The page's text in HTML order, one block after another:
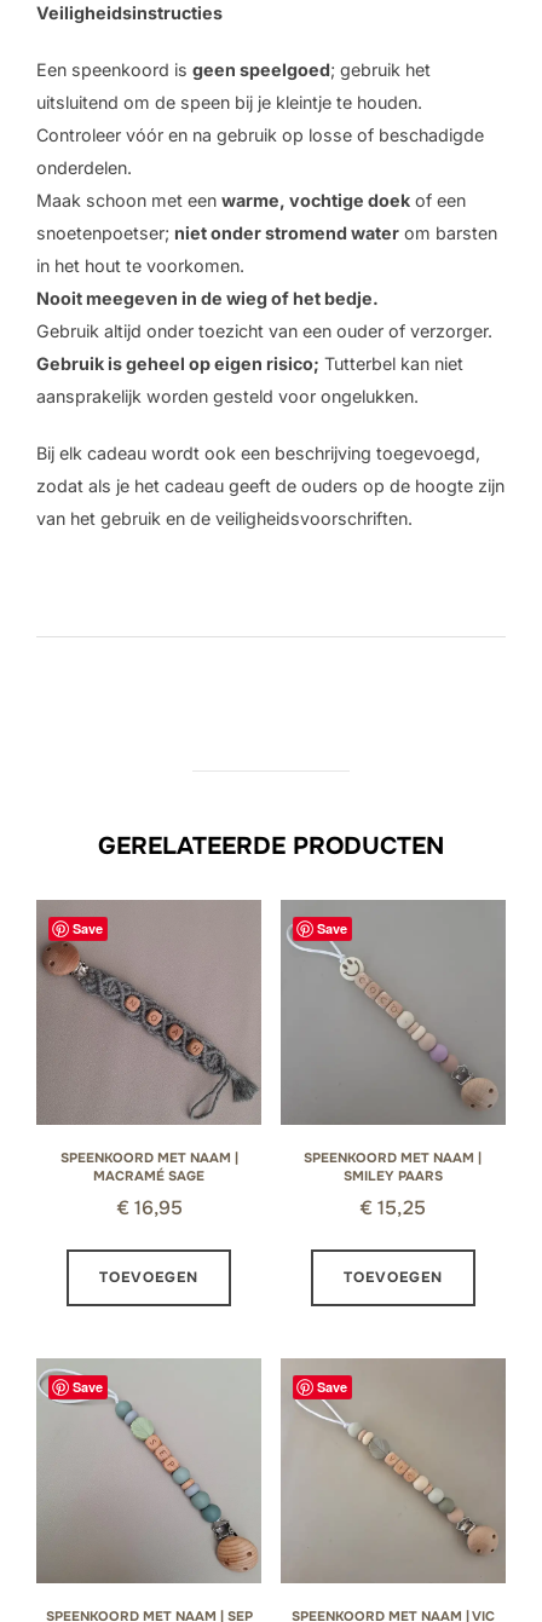
Veiligheidsinstructies
Een speenkoord is geen speelgoed; gebruik het
uitsluitend om de speen bij je kleintje te houden.
Controleer vóór en na gebruik op losse of beschadigde
onderdelen.
Maak schoon met een warme, vochtige doek of een
snoetenpoetser; niet onder stromend water om barsten
in het hout te voorkomen.
Nooit meegeven in de wieg of het bedje.
Gebruik altijd onder toezicht van een ouder of verzorger.
Gebruik is geheel op eigen risico; Tutterbel kan niet
aansprakelijk worden gesteld voor ongelukken.
Bij elk cadeau wordt ook een beschrijving toegevoegd,
zodat als je het cadeau geeft de ouders op de hoogte zijn
van het gebruik en de veiligheidsvoorschriften.
GERELATEERDE PRODUCTEN
Save
SPEENKOORD MET NAAM |
MACRAMÉ SAGE
€ 16,95
TOEVOEGEN
Save
SPEENKOORD MET NAAM |
SMILEY PAARS
€ 15,25
TOEVOEGEN
Save
SPEENKOORD MET NAAM | SEP
Save
SPEENKOORD MET NAAM | VIC